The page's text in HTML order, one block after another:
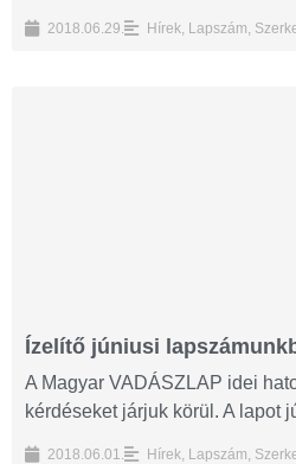
2018.06.29. Hírek, Lapszám,
Ízelítő júniusi
A Magyar VADÁSZLAP idei
kérdéseket járjuk körül. A lapot
2018.06.01. Hírek, Lapszám